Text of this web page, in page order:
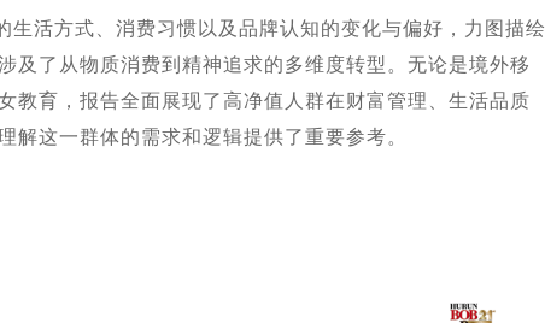
生活方式、消费习惯以及品牌认知的变化与偏好，力图描绘
及了从物质消费到精神追求的多维度转型。无论是境外移
教育，报告全面展现了高净值人群在财富管理、生活品质
解这一群体的需求和逻辑提供了重要参考。